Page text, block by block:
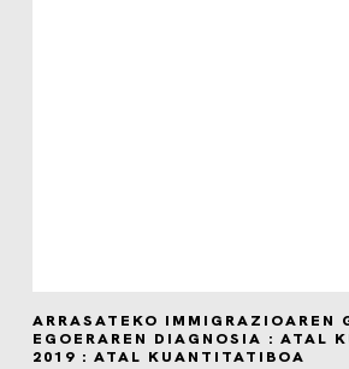
ARRASATEKO IMMIGRAZIOAREN
EGOERAREN DIAGNOSIA : ATAL
2019 : ATAL KUANTITATIBOA